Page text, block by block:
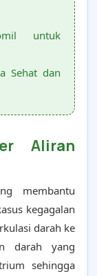
untuk
Sehat dan
Aliran
membantu
kegagalan
darah ke
darah yang
sehingga